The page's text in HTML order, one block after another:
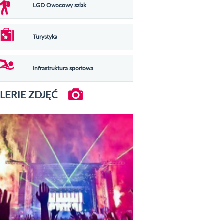
LGD Owocowy szlak
Turystyka
Infrastruktura sportowa
ZDJĘĆ